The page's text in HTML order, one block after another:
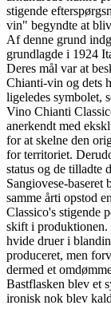
stigende
vin" begyndte at
Af denne grund
grundlagde i 1924
Deres mål var at
Chianti-vin og dets
ligeledes symbolet,
Vino Chianti
anerkendt med
for at skelne den
for territoriet.
status og de tilladte
Sangiovese-
samme årti opstod
Classico's stigende
skift i produktionen.
hvide druer i
produceret, men
dermed et
Bastflasken blev et
ironisk nok blev